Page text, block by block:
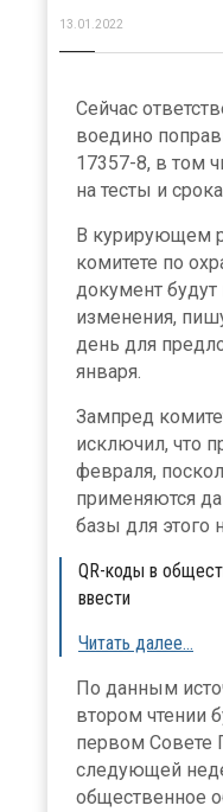
13.01.2022
Сейчас
воедино
17357-8, в том
на тесты и
В курирующем
комитете по
документ
изменения,
день для
января.
Зампред
исключил, что
февраля,
применяются
базы для этого
QR-коды в
ввести
Читать далее…
По данным
втором чтении
первом Совете
следующей
общественное